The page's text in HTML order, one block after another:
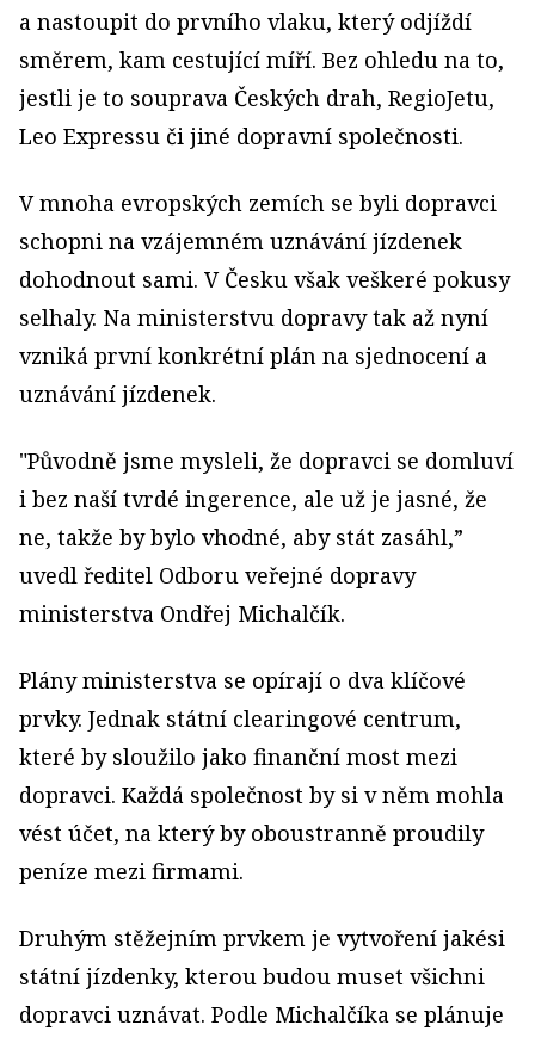
a nastoupit do prvního vlaku, který odjíždí
směrem, kam cestující míří. Bez ohledu na to,
jestli je to souprava Českých drah, RegioJetu,
Leo Expressu či jiné dopravní společnosti.
V mnoha evropských zemích se byli dopravci
schopni na vzájemném uznávání jízdenek
dohodnout sami. V Česku však veškeré pokusy
selhaly. Na ministerstvu dopravy tak až nyní
vzniká první konkrétní plán na sjednocení a
uznávání jízdenek.
"Původně jsme mysleli, že dopravci se domluví
i bez naší tvrdé ingerence, ale už je jasné, že
ne, takže by bylo vhodné, aby stát zasáhl,”
uvedl ředitel Odboru veřejné dopravy
ministerstva Ondřej Michalčík.
Plány ministerstva se opírají o dva klíčové
prvky. Jednak státní clearingové centrum,
které by sloužilo jako finanční most mezi
dopravci. Každá společnost by si v něm mohla
vést účet, na který by oboustranně proudily
peníze mezi firmami.
Druhým stěžejním prvkem je vytvoření jakési
státní jízdenky, kterou budou muset všichni
dopravci uznávat. Podle Michalčíka se plánuje